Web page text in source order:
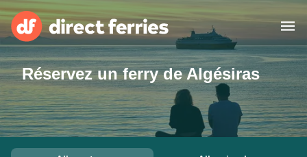
Compagnies de ferry
Pays
Billet de bateau
Réservez un ferry de Algésiras